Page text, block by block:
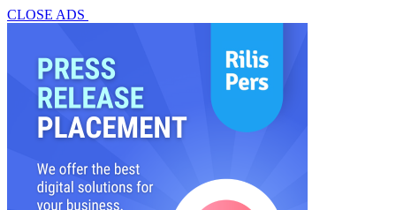
CLOSE ADS